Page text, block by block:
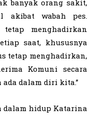
banyak orang sakit,
akibat wabah pes.
menghadirkan
saat, khususnya
tetap menghadirkan,
Komuni secara
dalam diri kita.”
hidup Katarina